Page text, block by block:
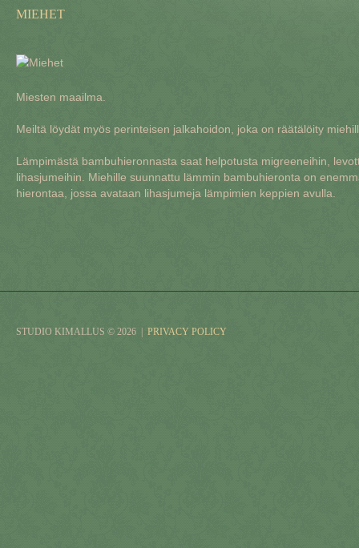
MIEHET
Miesten maailma.
Meiltä löydät myös perinteisen jalkahoidon, joka on räätälöity
Lämpimästä bambuhieronnasta saat helpotusta migreeneihin,
lihasjumeihin. Miehille suunnattu lämmin bambuhieronta on
hierontaa, jossa avataan lihasjumeja lämpimien keppien avulla.
STUDIO KIMALLUS © 2026 PRIVACY POLICY